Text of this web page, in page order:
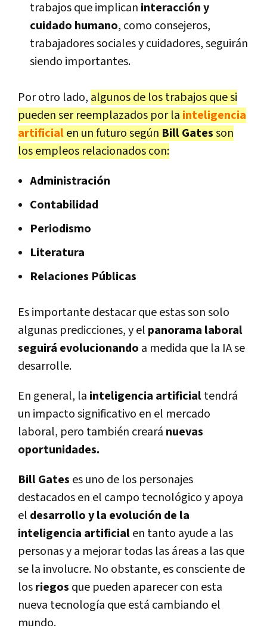
trabajos que implican interacción y
cuidado humano, como consejeros,
trabajadores sociales y cuidadores, seguirán
siendo importantes.
Por otro lado, algunos de los trabajos que si
pueden ser reemplazados por la inteligencia
artificialen un futuro según Bill Gatesson
los empleos relacionados con:
Administración
Contabilidad
Periodismo
Literatura
Relaciones Públicas
Es importante destacar que estas son solo
algunas predicciones, y el panorama laboral
seguirá evolucionando a medida que la IA se
desarrolle.
En general, la inteligencia artificialtendrá
un impacto significativo en el mercado
laboral, pero también creará nuevas
oportunidades.
Bill Gates es uno de los personajes
destacados en el campo tecnológico y apoya
el desarrollo y la evolución de la
inteligencia artificialen tanto ayude a las
personas y a mejorar todas las áreas a las que
se la involucre. No obstante, es consciente de
losriegos que pueden aparecer con esta
nueva tecnología que está cambiando el